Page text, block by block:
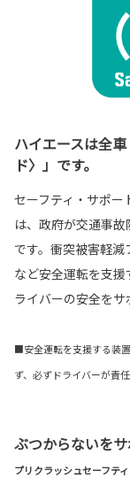
ハイエースは全
ド〉」です。
セーフティ・サポー
は、政府が交通事
です。衝突被害軽
など安全運転を支
ライバーの安全をサ
■安全運転を支援する装
ず、必ずドライバーが責
ぶつからないをサ
プリクラッシュセーフテ